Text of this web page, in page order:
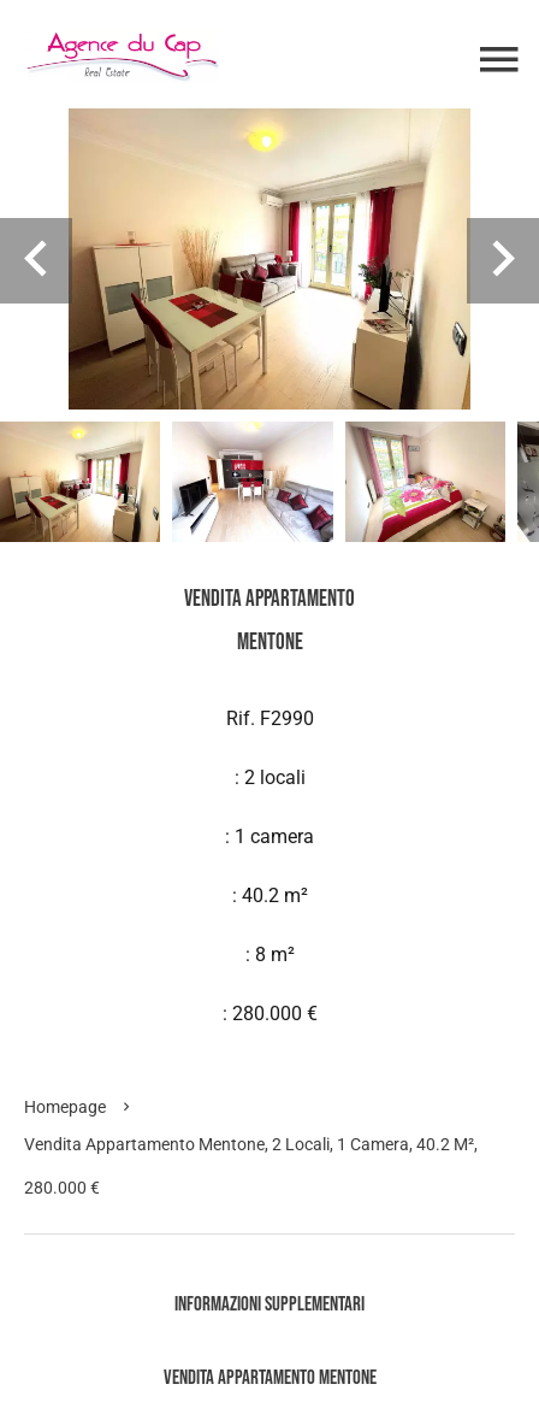
Vendita Appartamento
Mentone
Rif. F2990
: 2 locali
: 1 camera
: 40.2 m²
: 8 m²
: 280.000 €
Homepage
Vendita Appartamento Mentone, 2 Locali, 1 Camera, 40.2 M²,
280.000 €
Informazioni supplementari
Vendita Appartamento Mentone